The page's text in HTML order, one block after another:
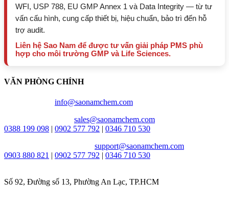
WFI, USP 788, EU GMP Annex 1 và Data Integrity — từ tư
vấn cấu hình, cung cấp thiết bị, hiệu chuẩn, bảo trì đến hỗ
trợ audit.
Liên hệ Sao Nam để được tư vấn giải pháp PMS phù
hợp cho môi trường GMP và Life Sciences.
VĂN PHÒNG CHÍNH
info@saonamchem.com
sales@saonamchem.com
0388 199 098 | 0902 577 792 | 0346 710 530
support@saonamchem.com
0903 880 821 | 0902 577 792 | 0346 710 530
Số 92, Đường số 13, Phường An Lạc, TP.HCM